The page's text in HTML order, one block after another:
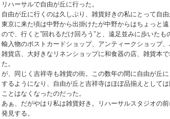
リハーサルで自由が丘に行った。
自由が丘に行くのは久しぶり、雑貨好きの私にとって自
東京に来た頃は中野から出掛けたが中野からはちょっと
ので、行くと”回れるだけ回ろう”と、遠足並みに歩いたも
輸入物のポストカードショップ、アンティークショップ
雑貨店、大好きなリネンショップに和食器の店、雑貨本
た。
が、同じく吉祥寺も雑貨の街。この数年の間に自由が丘
するようになり、自由が丘と吉祥寺はほぼ品揃えとして
ことはなくなったのだった。
あぁ、だがやはり私は雑貨好き。リハーサルスタジオの
発見する。